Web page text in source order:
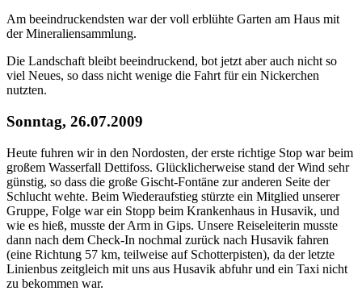
Am beeindruckendsten war der voll erblühte Garten am Haus mit
der Mineraliensammlung.
Die Landschaft bleibt beeindruckend, bot jetzt aber auch nicht so
viel Neues, so dass nicht wenige die Fahrt für ein Nickerchen
nutzten.
Sonntag, 26.07.2009
Heute fuhren wir in den Nordosten, der erste richtige Stop war beim
großem Wasserfall Dettifoss. Glücklicherweise stand der Wind sehr
günstig, so dass die große Gischt-Fontäne zur anderen Seite der
Schlucht wehte. Beim Wiederaufstieg stürzte ein Mitglied unserer
Gruppe, Folge war ein Stopp beim Krankenhaus in Husavik, und
wie es hieß, musste der Arm in Gips. Unsere Reiseleiterin musste
dann nach dem Check-In nochmal zurück nach Husavik fahren
(eine Richtung 57 km, teilweise auf Schotterpisten), da der letzte
Linienbus zeitgleich mit uns aus Husavik abfuhr und ein Taxi nicht
zu bekommen war.